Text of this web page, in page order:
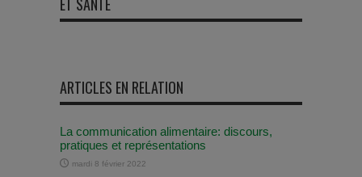
ARTICLES EN RELATION
La communication alimentaire: discours,
pratiques et représentations
mardi 8 février 2022